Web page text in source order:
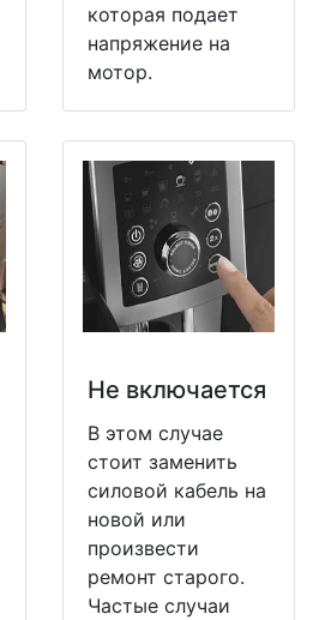
которая подает
напряжение на
мотор.
Не включается
В этом случае
стоит заменить
силовой кабель на
новой или
произвести
ремонт старого.
Частые случаи